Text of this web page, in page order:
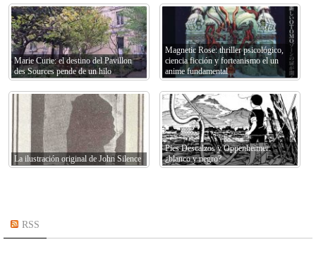
Marie Curie: el destino del Pavillon
des Sources pende de un hilo
Magnetic Rose: thriller psicológico,
ciencia ficción y forteanismo el un
anime fundamental
La ilustración original de John Silence
Pies Descalzos y Oppenheimer:
¿blanco y negro?
RSS